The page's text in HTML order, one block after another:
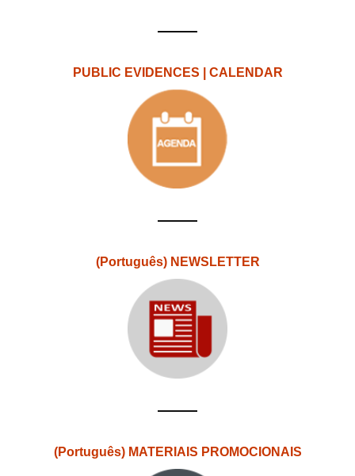
PUBLIC EVIDENCES | CALENDAR
(Português) NEWSLETTER
(Português) MATERIAIS PROMOCIONAIS